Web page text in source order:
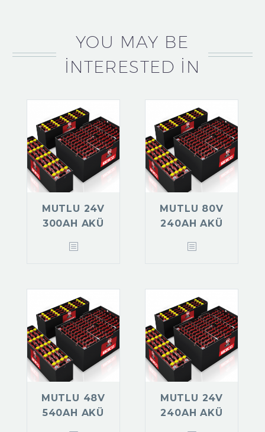
YOU MAY BE
INTERESTED IN
MUTLU 24V
300AH AKÜ
MUTLU 80V
240AH AKÜ
MUTLU 48V
540AH AKÜ
MUTLU 24V
240AH AKÜ